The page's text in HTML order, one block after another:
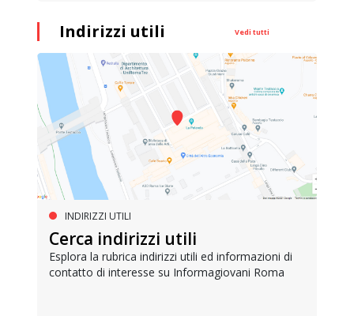
Indirizzi utili Vedi tutti
INDIRIZZI UTILI
Cerca indirizzi utili
Esplora la rubrica indirizzi utili ed informazioni di
contatto di interesse su Informagiovani Roma